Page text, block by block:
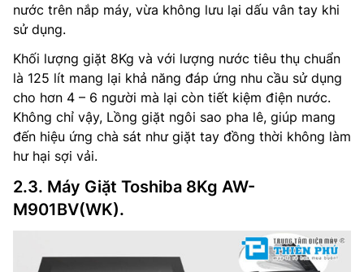
nước trên nắp máy, vừa không lưu lại dấu vân tay khi
sử dụng.
Khối lượng giặt 8Kg và với lượng nước tiêu thụ chuẩn
là 125 lít mang lại khả năng đáp ứng nhu cầu sử dụng
cho hơn 4 – 6 người mà lại còn tiết kiệm điện nước.
Không chỉ vậy, Lồng giặt ngôi sao pha lê, giúp mang
đến hiệu ứng chà sát như giặt tay đồng thời không làm
hư hại sợi vải.
2.3. Máy Giặt Toshiba 8Kg AW-
M901BV(WK).